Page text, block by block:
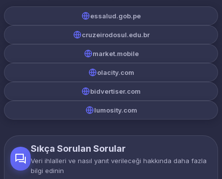
essalud.gob.pe
cruzeirodosul.edu.br
market.mobile
olacity.com
bidvertiser.com
lumosity.com
Sıkça Sorulan Sorular
Veri ihlalleri ve nasıl yanıt verileceği hakkında daha fazla
bilgi edinin